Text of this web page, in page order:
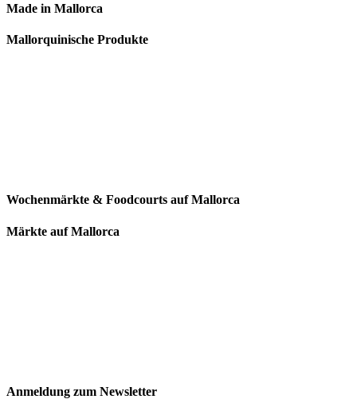
Made in Mallorca
Mallorquinische Produkte
Wochenmärkte & Foodcourts auf Mallorca
Märkte auf Mallorca
Anmeldung zum Newsletter